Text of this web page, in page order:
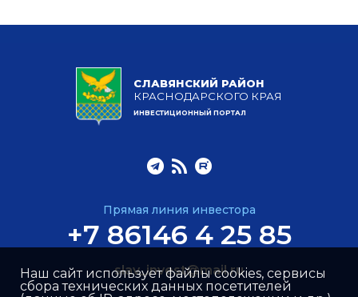
СЛАВЯНСКИЙ РАЙОН
КРАСНОДАРСКОГО КРАЯ
ИНВЕСТИЦИОННЫЙ ПОРТАЛ
Прямая линия инвестора
+7 86146 4 25 85
slav_invest@mail.ru
Наш сайт использует файлы cookies, сервисы
сбора технических данных посетителей